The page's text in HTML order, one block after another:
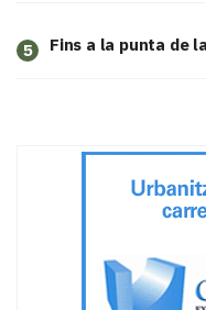
5 Fins a la punta de